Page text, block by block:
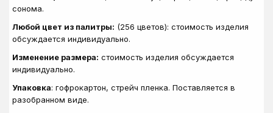
сонома.
Любой цвет из палитры: (256 цветов): стоимость изделия
обсуждается индивидуально.
Изменение размера: стоимость изделия обсуждается
индивидуально.
Упаковка: гофрокартон, стрейч пленка. Поставляется в
разобранном виде.